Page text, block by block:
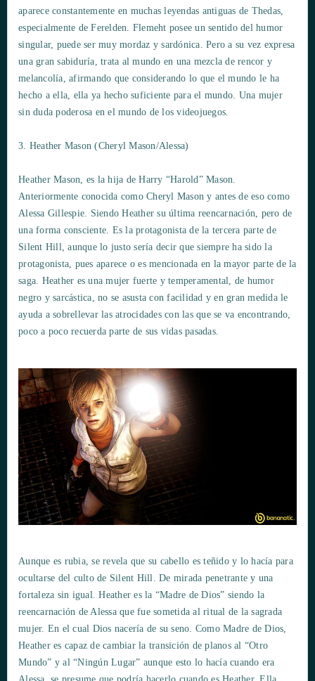
aparece constantemente en muchas leyendas antiguas de Thedas,
especialmente de Ferelden. Flemeht posee un sentido del humor
singular, puede ser muy mordaz y sardónica. Pero a su vez expresa
una gran sabiduría, trata al mundo en una mezcla de rencor y
melancolía, afirmando que considerando lo que el mundo le ha
hecho a ella, ella ya hecho suficiente para el mundo. Una mujer
sin duda poderosa en el mundo de los videojuegos.
3. Heather Mason (Cheryl Mason/Alessa)
Heather Mason, es la hija de Harry “Harold” Mason.
Anteriormente conocida como Cheryl Mason y antes de eso como
Alessa Gillespie. Siendo Heather su última reencarnación, pero de
una forma consciente. Es la protagonista de la tercera parte de
Silent Hill, aunque lo justo sería decir que siempre ha sido la
protagonista, pues aparece o es mencionada en la mayor parte de la
saga. Heather es una mujer fuerte y temperamental, de humor
negro y sarcástica, no se asusta con facilidad y en gran medida le
ayuda a sobrellevar las atrocidades con las que se va encontrando,
poco a poco recuerda parte de sus vidas pasadas.
Aunque es rubia, se revela que su cabello es teñido y lo hacía para
ocultarse del culto de Silent Hill. De mirada penetrante y una
fortaleza sin igual. Heather es la “Madre de Dios” siendo la
reencarnación de Alessa que fue sometida al ritual de la sagrada
mujer. En el cual Dios nacería de su seno. Como Madre de Dios,
Heather es capaz de cambiar la transición de planos al “Otro
Mundo” y al “Ningún Lugar” aunque esto lo hacía cuando era